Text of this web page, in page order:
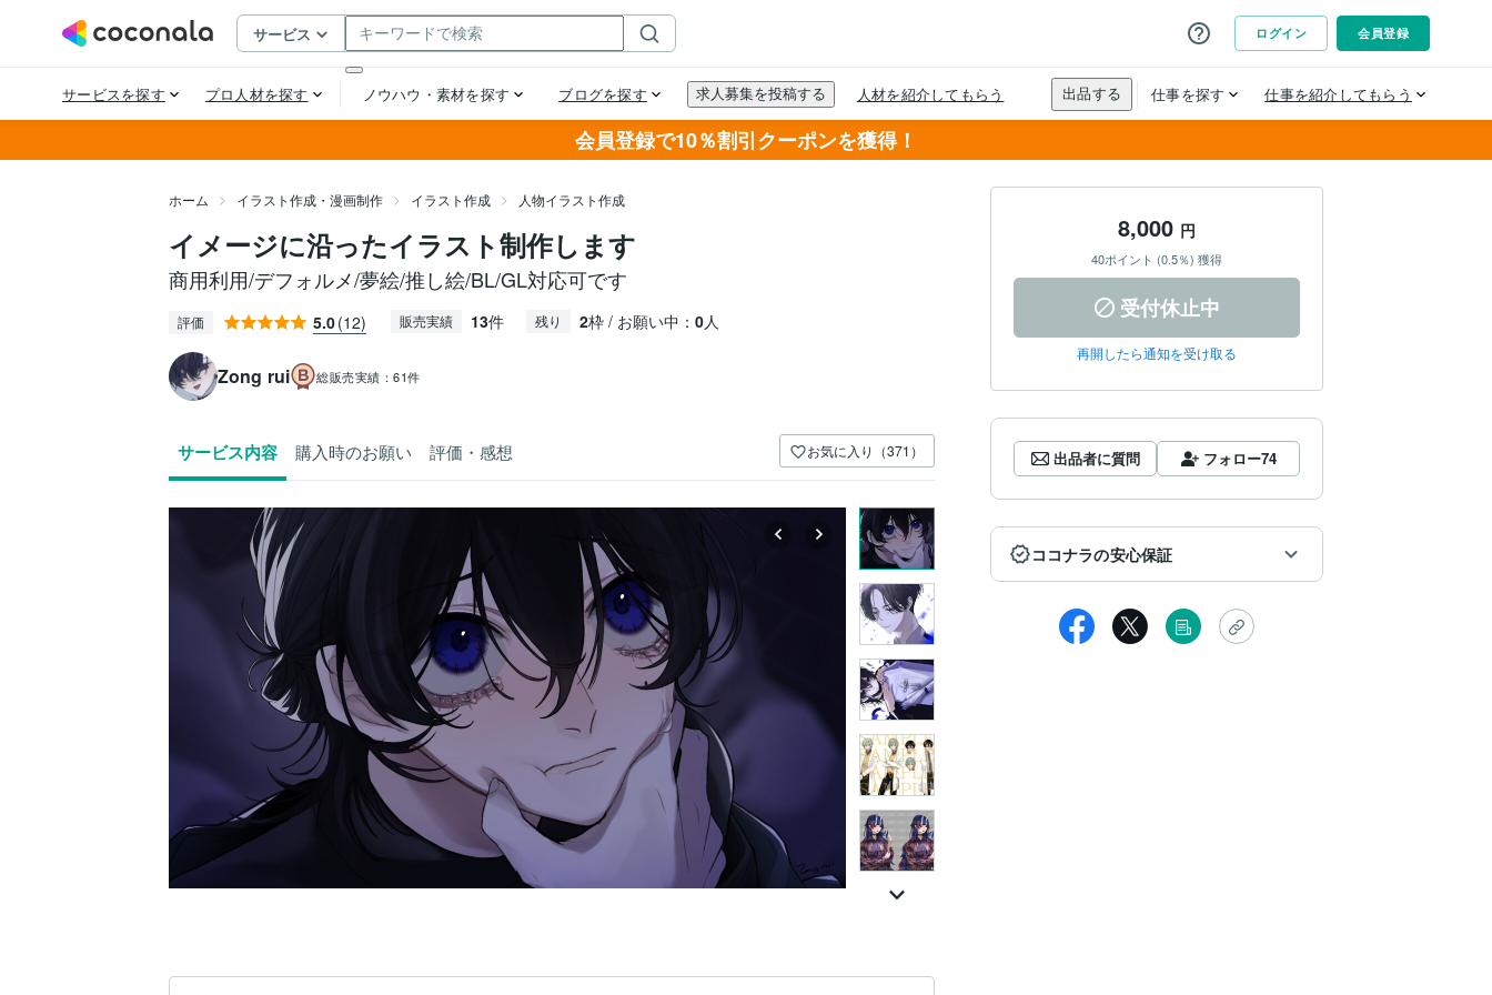
会員登録で10％割引クーポンを獲得！
ホーム イラスト作成・漫画制作 イラスト作成 人物イラスト作成
イメージに沿ったイラスト制作します
商用利用/デフォルメ/夢絵/推し絵/BL/GL対応可です
評価 5.0(12) 販売実績 13件 残り 2枠 / お願い中： 0人
Zong rui 総販売実績：61件
サービス内容 購入時のお願い 評価・感想 お気に入り（371）
8,000 円
40ポイント (0.5％) 獲得
受付休止中
再開したら通知を受け取る
出品者に質問 フォロー74
ココナラの安心保証